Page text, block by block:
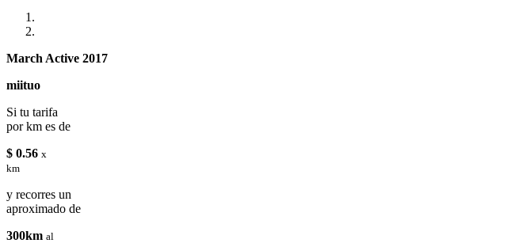
March Active 2017
miituo
Si tu tarifa
por km es de
$ 0.56 x
km
y recorres un
aproximado de
300km al